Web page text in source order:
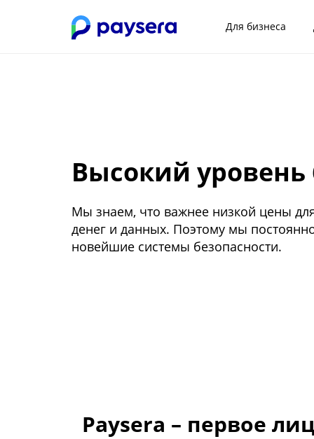
Для бизнеса
Высокий уровень
Мы знаем, что важнее низкой цены
денег и данных. Поэтому мы
новейшие системы безопасности.
Paysera – первое